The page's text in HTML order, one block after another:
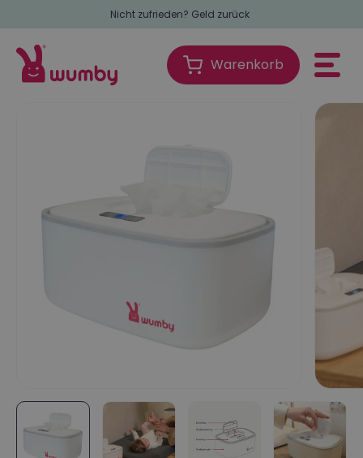
Nicht zufrieden? Geld zurück
Warenkorb
Warenkorb